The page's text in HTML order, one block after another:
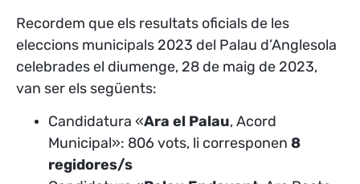
Recordem que els resultats oficials de les
eleccions municipals 2023 del Palau d’Anglesola
celebrades el diumenge, 28 de maig de 2023,
van ser els següents:
Candidatura «Ara el Palau, Acord
Municipal»: 806 vots, li corresponen 8
regidores/s